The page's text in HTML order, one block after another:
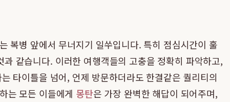
복병 앞에서 무너지기 일쑤입니다. 특히 점심시간이 훌
같습니다. 이러한 여행객들의 고충을 정확히 파악하고,
타이틀을 넘어, 언제 방문하더라도 한결같은 퀄리티의
는 모든 이들에게 몽탄은 가장 완벽한 해답이 되어주며,